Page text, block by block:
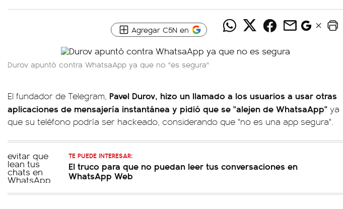
Agregar C5N en
Durov apuntó contra WhatsaApp ya que no "es segura"
El fundador de Telegram, Pavel Durov, hizo un llamado a los usuarios a usar otras
aplicaciones de mensajería instantánea y pidió que se "alejen de WhatsaApp" ya
que su teléfono podría ser hackeado, considerando que "no es una app segura".
TE PUEDE INTERESAR:
El truco para que no puedan leer tus conversaciones en
WhatsApp Web